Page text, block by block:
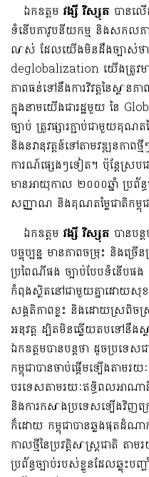
ឯកឧត្តម វង្សី វិស្សុត បានល
ទំនើបភាវូបនីយកម្ម និងសកលភ
លាស់ ដែលយើងមិនដឹងច្បាស់
deglobalization យើងត្រូវម
ភាពធន់ទៅនឹងការ​​វិវត្តនៃស្ថាន
ក្នុងនាមយើងជារដ្ឋមួយ នៃ
ច្បាប់ ត្រូវផ្សារភ្ជាប់ជាមួយគុ
និងនវានុវត្តន៍ទៅតាមវឌ្ឍនភាពថ្
ការណ៍ផ្សេងៗទៀត។ ប៉ុន្តែស្រប
មានអាយុកាល ២០០០ឆ្នាំ ប្រព័ន្
សញ្ញាណ និងគុណតម្លៃជាតិកម្ពុ
ឯកឧត្តម វង្សី វិស្សុត បានបន្
បច្ចុប្បន្ន មានភាពចម្រុះ និង
ប្រពៃណីផង ច្បាប់បែបទំនើបផង
កំពុងស្ថិតនៅជាមួយគ្នាដោយសុ
សង្គតិភាពខ្លះ និងដោយស្រពិ
អនុវត្ត ដ្បិតមិនឆ្លើយតបទៅនឹង
ឯកឧត្តមបានបន្តថា ដូចប្រទេសជ
កម្ពុជាបានចាប់ផ្តើមឡើងតាមរយ
បរទេសតាមរយៈឥទ្ធិពលអាណានិ
និងការកសាងប្រទេសឡើងវិញ
ក៏ដោយ កម្ពុជាបានឆ្លងផុត
កាលថ្មីនៃប្រវត្តិសាស្ត្រជាតិ តា
ប្រព័ន្ធច្បាប់របស់ខ្លួនដែលឆ្លុះ